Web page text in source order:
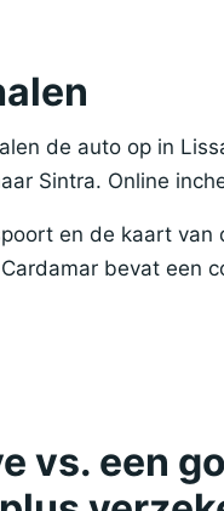
de auto op in
Sintra. Online
en de kaart
bevat een
vs. een